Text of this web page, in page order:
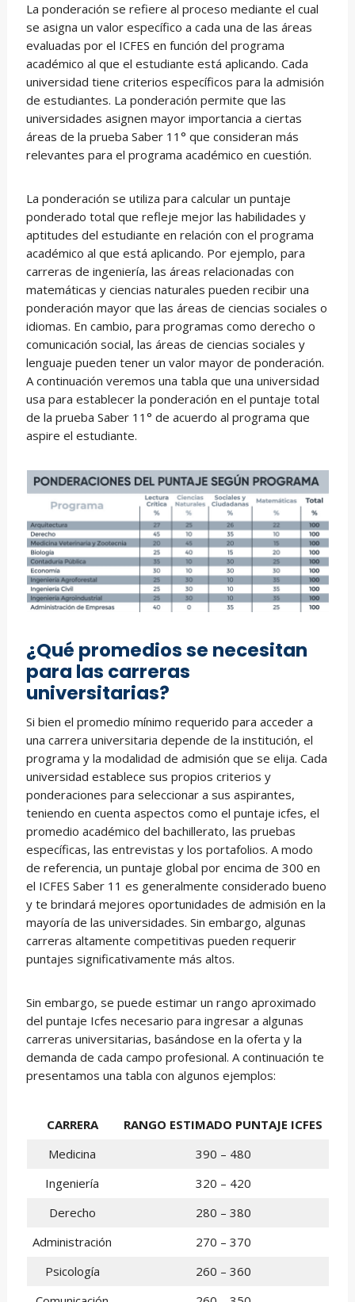
La ponderación se refiere al proceso mediante el cual
se asigna un valor específico a cada una de las áreas
evaluadas por el ICFES en función del programa
académico al que el estudiante está aplicando. Cada
universidad tiene criterios específicos para la admisión
de estudiantes. La ponderación permite que las
universidades asignen mayor importancia a ciertas
áreas de la prueba Saber 11° que consideran más
relevantes para el programa académico en cuestión.
La ponderación se utiliza para calcular un puntaje
ponderado total que refleje mejor las habilidades y
aptitudes del estudiante en relación con el programa
académico al que está aplicando. Por ejemplo, para
carreras de ingeniería, las áreas relacionadas con
matemáticas y ciencias naturales pueden recibir una
ponderación mayor que las áreas de ciencias sociales o
idiomas. En cambio, para programas como derecho o
comunicación social, las áreas de ciencias sociales y
lenguaje pueden tener un valor mayor de ponderación.
A continuación veremos una tabla que una universidad
usa para establecer la ponderación en el puntaje total
de la prueba Saber 11° de acuerdo al programa que
aspire el estudiante.
¿Qué promedios se necesitan
para las carreras
universitarias?
Si bien el promedio mínimo requerido para acceder a
una carrera universitaria depende de la institución, el
programa y la modalidad de admisión que se elija. Cada
universidad establece sus propios criterios y
ponderaciones para seleccionar a sus aspirantes,
teniendo en cuenta aspectos como el puntaje icfes, el
promedio académico del bachillerato, las pruebas
específicas, las entrevistas y los portafolios. A modo
de referencia, un puntaje global por encima de 300 en
el ICFES Saber 11 es generalmente considerado bueno
y te brindará mejores oportunidades de admisión en la
mayoría de las universidades. Sin embargo, algunas
carreras altamente competitivas pueden requerir
puntajes significativamente más altos.
Sin embargo, se puede estimar un rango aproximado
del puntaje Icfes necesario para ingresar a algunas
carreras universitarias, basándose en la oferta y la
demanda de cada campo profesional. A continuación te
presentamos una tabla con algunos ejemplos:
CARRERA
RANGO ESTIMADO PUNTAJE ICFES
Medicina
390 – 480
Ingeniería
320 – 420
Derecho
280 – 380
Administración
270 – 370
Psicología
260 – 360